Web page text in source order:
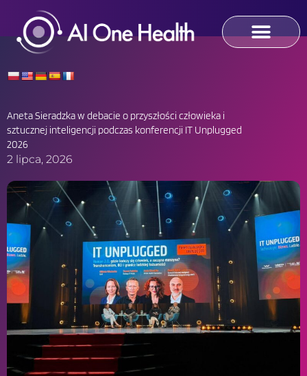
content
Aneta Sieradzka w debacie o przyszłości człowieka i
sztucznej inteligencji podczas konferencji IT Unplugged
2026
2 lipca, 2026